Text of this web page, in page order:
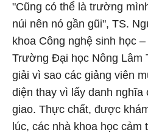
"Cũng có thể là trường
núi nên nó gần gũi", TS.
khoa Công nghệ sinh học
Trường Đại học Nông Lâm
giải vì sao các giảng viên
diện thay vì lấy danh nghĩa
giao. Thực chất, được
lúc, các nhà khoa học cảm